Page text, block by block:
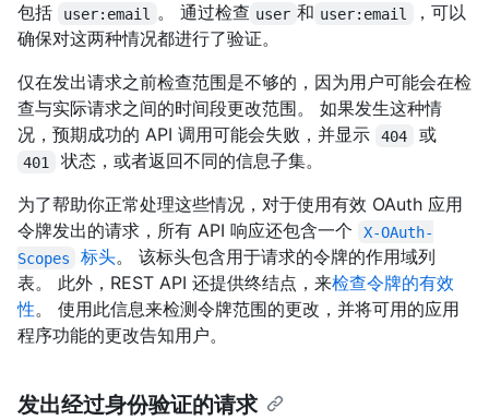
包括
user:email 。 通过检查 user 和 user:email
，可以
确保对这两种情况都进行了验证。
仅在发出请求之前检查范围是不够的，因为用户可能会在检
查与实际请求之间的时间段更改范围。 如果发生这种情
况，预期成功的 API 调用可能会失败，并显示
404 或
401
状态，或者返回不同的信息子集。
为了帮助你正常处理这些情况，对于使用有效 OAuth 应用
令牌发出的请求，所有 API 响应还包含一个
X-OAuth-
Scopes
标头。 该标头包含用于请求的令牌的作用域列
表。 此外，REST API 还提供终结点，来检查令牌的有效
性。 使用此信息来检测令牌范围的更改，并将可用的应用
程序功能的更改告知用户。
发出经过身份验证的请求